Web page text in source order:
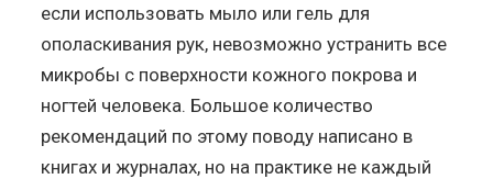
если использовать мыло или гель для
ополаскивания рук, невозможно устранить все
микробы с поверхности кожного покрова и
ногтей человека. Большое количество
рекомендаций по этому поводу написано в
книгах и журналах, но на практике не каждый